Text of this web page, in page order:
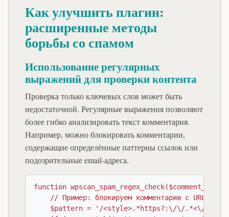
Как улучшить плагин:
расширенные методы
борьбы со спамом
Использование регулярных
выражений для проверки контента
Проверка только ключевых слов может быть
недостаточной. Регулярные выражения позволяют
более гибко анализировать текст комментария.
Например, можно блокировать комментарии,
содержащие определённые паттерны ссылок или
подозрительные email-адреса.
function
// Пример: блокируем комментарии с URL в
$pattern = '/<style>.*https?:\/\/.*<\/